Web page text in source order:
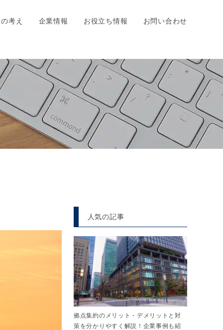
考え 企業情報 お役立ち情報 お問い合わせ
人気の記事
拠点集約のメリット・デメリットと対
策を分かりやすく解説！企業事例も紹